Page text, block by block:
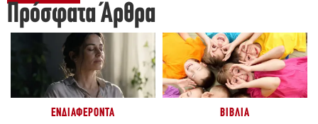
Πρόσφατα Άρθρα
ΕΝΔΙΑΦΈΡΟΝΤΑ ΒΙΒΛΊΑ